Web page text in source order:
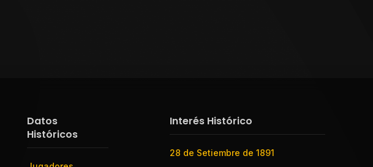
Datos
Históricos
Interés Histórico
28 de Setiembre de 1891